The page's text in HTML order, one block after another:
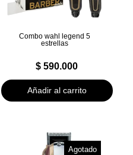
Combo wahl legend 5
estrellas
$ 590.000
Añadir al carrito
Agotado